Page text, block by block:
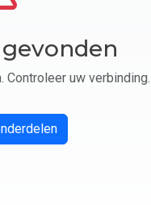
Controleer uw verbinding.